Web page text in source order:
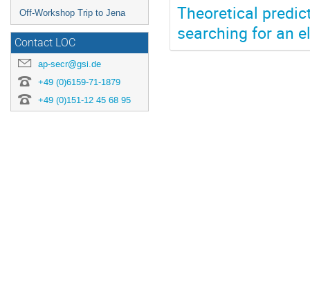
Off-Workshop Trip to Jena
Contact LOC
ap-secr@gsi.de
+49 (0)6159-71-1879
+49 (0)151-12 45 68 95
Theoretical
searching for an